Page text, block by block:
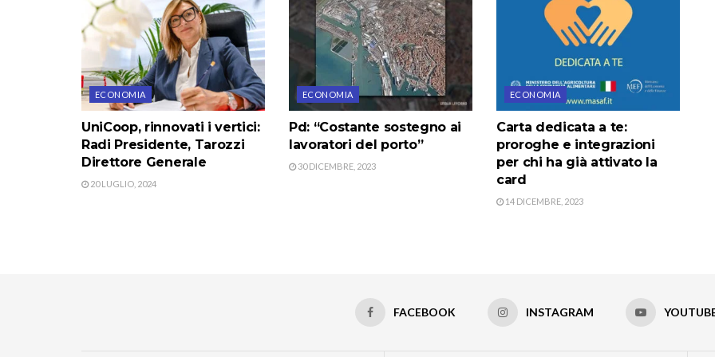
ECONOMIA
UniCoop, rinnovati i vertici:
Radi Presidente, Tarozzi
Direttore Generale
20 LUGLIO, 2024
ECONOMIA
Pd: “Costante sostegno ai
lavoratori del porto”
30 DICEMBRE, 2023
ECONOMIA
Carta dedicata a te:
proroghe e integrazioni
per chi ha già attivato la
card
14 DICEMBRE, 2023
FACEBOOK INSTAGRAM